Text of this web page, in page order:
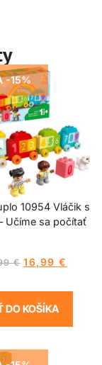
-15%
10954 Vláčik s
Učíme sa počítať
€ 16,99€
DO KOŠÍKA